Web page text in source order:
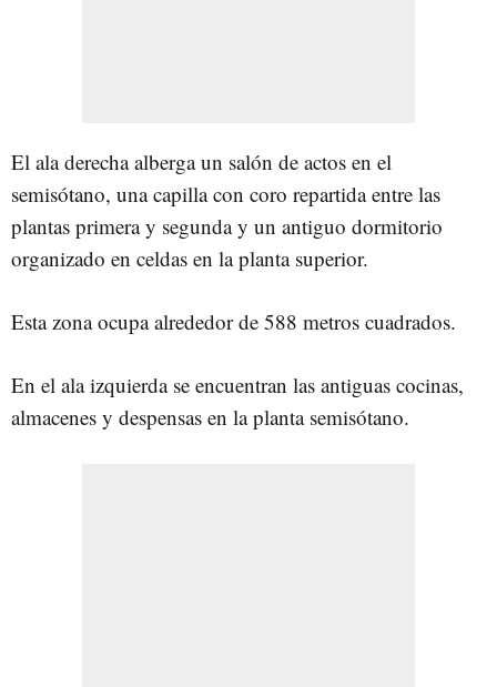
El ala derecha alberga un salón de actos en el
semisótano, una capilla con coro repartida entre las
plantas primera y segunda y un antiguo dormitorio
organizado en celdas en la planta superior.
Esta zona ocupa alrededor de 588 metros cuadrados.
En el ala izquierda se encuentran las antiguas cocinas,
almacenes y despensas en la planta semisótano.